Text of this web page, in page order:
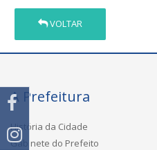
VOLTAR
A Prefeitura
História da Cidade
Gabinete do Prefeito